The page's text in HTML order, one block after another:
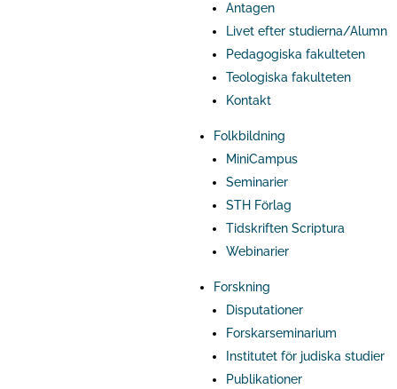
Antagen
Livet efter studierna/Alumn
Pedagogiska fakulteten
Teologiska fakulteten
Kontakt
Folkbildning
MiniCampus
Seminarier
STH Förlag
Tidskriften Scriptura
Webinarier
Forskning
Disputationer
Forskarseminarium
Institutet för judiska studier
Publikationer